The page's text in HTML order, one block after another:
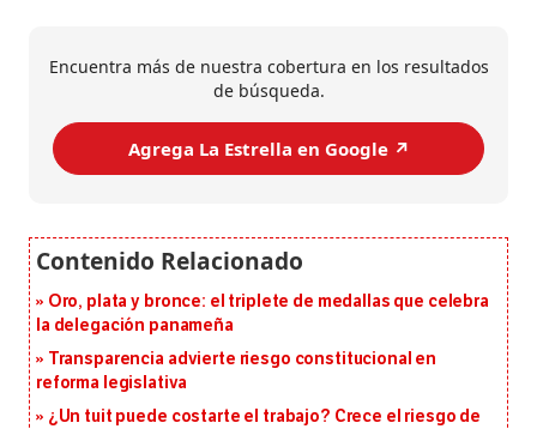
Encuentra más de nuestra cobertura en los resultados
de búsqueda.
Agrega La Estrella en Google ↗️
Oro, plata y bronce: el triplete de medallas que celebra
la delegación panameña
Transparencia advierte riesgo constitucional en
reforma legislativa
¿Un tuit puede costarte el trabajo? Crece el riesgo de